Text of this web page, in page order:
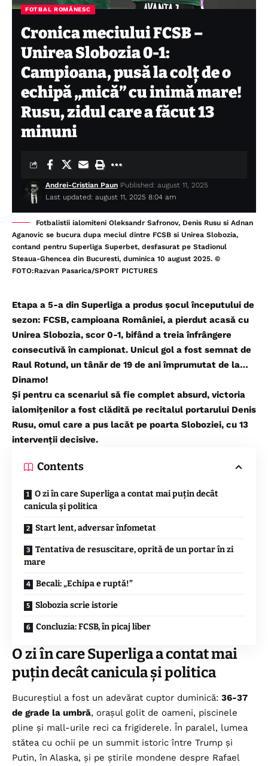
FOTBAL ROMÂNESC
Cronica meciului FCSB –
Unirea Slobozia 0-1:
Campioana, pusă la colț de o
echipă „mică” cu inimă mare!
Rusu, zidul care a făcut 13
minuni
Last updated: august 11, 2025 8:04 am
Andrei-Cristian Paun Published: august 11, 2025
Fotbalistii ialomiteni Oleksandr Safronov, Denis Rusu si Adnan
Aganovic se bucura dupa meciul dintre FCSB si Unirea Slobozia,
contand pentru Superliga Superbet, desfasurat pe Stadionul
Steaua-Ghencea din Bucuresti, duminica 10 august 2025. ©
FOTO:Razvan Pasarica/SPORT PICTURES
Etapa a 5-a din Superliga a produs șocul începutului de
sezon: FCSB, campioana României, a pierdut acasă cu
Unirea Slobozia, scor 0-1, bifând a treia înfrângere
consecutivă în campionat. Unicul gol a fost semnat de
Raul Rotund, un tânăr de 19 de ani împrumutat de la…
Dinamo!
Și pentru ca scenariul să fie complet absurd, victoria
ialomițenilor a fost clădită pe recitalul portarului Denis
Rusu, omul care a pus lacăt pe poarta Sloboziei, cu 13
intervenții decisive.
Contents
O zi în care Superliga a contat mai puțin decât
canicula și politica
Start lent, adversar înfometat
Tentativa de resuscitare, oprită de un portar în zi
mare
Becali: „Echipa e ruptă!”
Slobozia scrie istorie
Concluzia: FCSB, în picaj liber
O zi în care Superliga a contat mai
puțin decât canicula și politica
Bucureștiul a fost un adevărat cuptor duminică: 36-37
de grade la umbră, orașul golit de oameni, piscinele
pline și mall-urile reci ca frigiderele. În paralel, lumea
stătea cu ochii pe un summit istoric între Trump și
Putin, în Alaska, și pe știrile mondene despre Rafael